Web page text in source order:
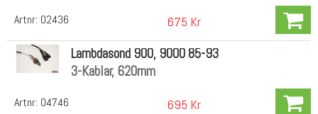
Artnr: 02436 675 Kr
Artnr: 04746
Lambdasond 900, 9000 85-93
3-Kablar, 620mm
695 Kr